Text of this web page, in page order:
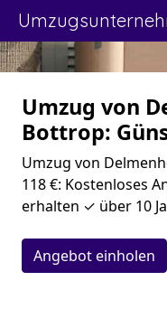
Umzug von
Bottrop:
Umzug von
118 €: Kostenloses
erhalten ✓ über 10
Angebot einholen